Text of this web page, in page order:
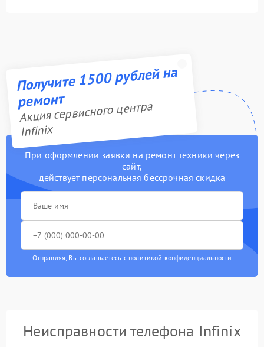
Получите 1500 рублей на
ремонт
Акция сервисного центра
Infinix
При оформлении заявки на ремонт техники через
сайт,
действует персональная бессрочная скидка
Отправляя, Вы соглашаетесь с политикой конфиденциальности
Неисправности телефона Infinix